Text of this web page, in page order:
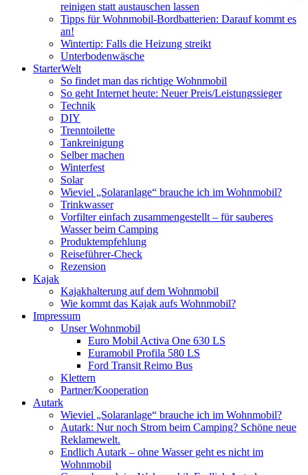
reinigen statt austauschen lassen
Tipps für Wohnmobil-Bordbatterien: Darauf kommt es
an!
Wintertip: Falls die Heizung streikt
Unterbodenwäsche
StarterWelt
So findet man das richtige Wohnmobil
So geht Internet heute: Neuer Preis/Leistungssieger
Technik
DIY
Trenntoilette
Tankreinigung
Selber machen
Winterfest
Solar
Wieviel „Solaranlage“ brauche ich im Wohnmobil?
Trinkwasser
Vorfilter einfach zusammengestellt – für sauberes
Wasser beim Camping
Produktempfehlung
Reiseführer-Check
Rezension
Kajak
Kajakhalterung auf dem Wohnmobil
Wie kommt das Kajak aufs Wohnmobil?
Impressum
Unser Wohnmobil
Euro Mobil Activa One 630 LS
Euramobil Profila 580 LS
Ford Transit Reimo Bus
Klettern
Partner/Kooperation
Autark
Wieviel „Solaranlage“ brauche ich im Wohnmobil?
Autark: Nur noch Strom beim Camping? Schöne neue
Reklamewelt.
Endlich Autark – ohne Wasser geht es nicht im
Wohnmobil